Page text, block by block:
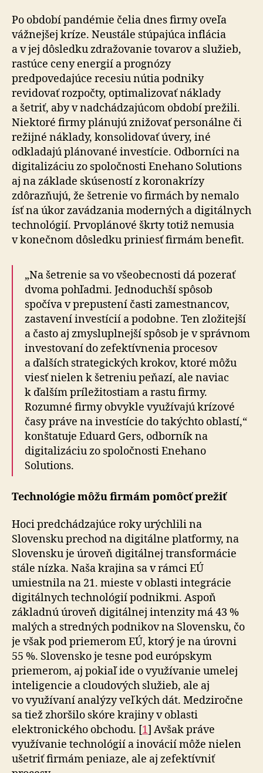
Po období pandémie čelia dnes firmy oveľa
vážnejšej kríze. Neustále stúpajúca inflácia
a v jej dôsledku zdražovanie tovarov a služieb,
rastúce ceny energií a prognózy
predpovedajúce recesiu nútia podniky
revidovať rozpočty, optimalizovať náklady
a šetriť, aby v nadchádzajúcom období prežili.
Niektoré firmy plánujú znižovať personálne či
režijné náklady, konsolidovať úvery, iné
odkladajú plánované investície. Odborníci na
digitalizáciu zo spoločnosti Enehano Solutions
aj na základe skúseností z koronakrízy
zdôrazňujú, že šetrenie vo firmách by nemalo
ísť na úkor zavádzania moderných a digitálnych
technológií. Prvoplánové škrty totiž nemusia
v konečnom dôsledku priniesť firmám benefit.
„Na šetrenie sa vo všeobecnosti dá pozerať
dvoma pohľadmi. Jednoduchší spôsob
spočíva v prepustení časti zamestnancov,
zastavení investícií a podobne. Ten zložitejší
a často aj zmysluplnejší spôsob je v správnom
investovaní do zefektívnenia procesov
a ďalších strategických krokov, ktoré môžu
viesť nielen k šetreniu peňazí, ale naviac
k ďalším príležitostiam a rastu firmy.
Rozumné firmy obvykle využívajú krízové
časy práve na investície do takýchto oblastí,“
konštatuje Eduard Gers, odborník na
digitalizáciu zo spoločnosti Enehano
Solutions.
Technológie môžu firmám pomôcť prežiť
Hoci predchádzajúce roky urýchlili na
Slovensku prechod na digitálne platformy, na
Slovensku je úroveň digitálnej transformácie
stále nízka. Naša krajina sa v rámci EÚ
umiestnila na 21. mieste v oblasti integrácie
digitálnych technológií podnikmi. Aspoň
základnú úroveň digitálnej intenzity má 43 %
malých a stredných podnikov na Slovensku, čo
je však pod priemerom EÚ, ktorý je na úrovni
55 %. Slovensko je tesne pod európskym
priemerom, aj pokiaľ ide o využívanie umelej
inteligencie a cloudových služieb, ale aj
vo využívaní analýzy veľkých dát. Medziročne
sa tiež zhoršilo skóre krajiny v oblasti
elektronického obchodu. [1] Avšak práve
využívanie technológií a inovácií môže nielen
ušetriť firmám peniaze, ale aj zefektívniť